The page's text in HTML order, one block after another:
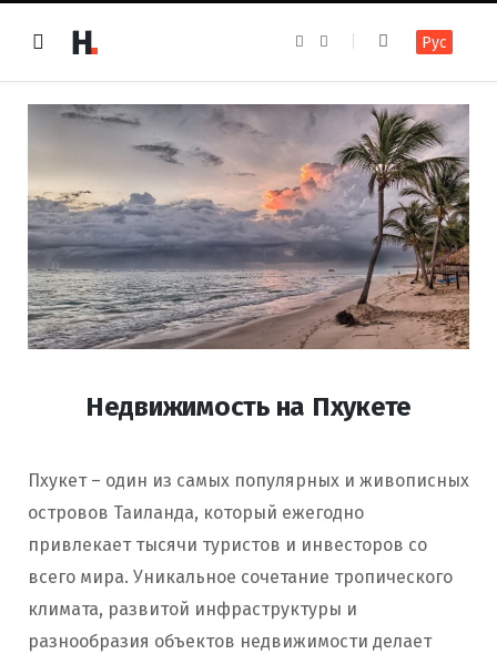
e
o
t
g
m
Рус
Недвижимость на Пхукете
Пхукет – один из самых популярных и живописных
островов Таиланда, который ежегодно
привлекает тысячи туристов и инвесторов со
всего мира. Уникальное сочетание тропического
климата, развитой инфраструктуры и
разнообразия объектов недвижимости делает